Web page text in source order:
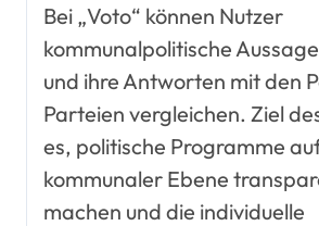
Bei „Voto“ können Nutzer
kommunalpolitische
und ihre Antworten mit den
Parteien vergleichen. Ziel
es, politische Programme
kommunaler Ebene
machen und die individuelle